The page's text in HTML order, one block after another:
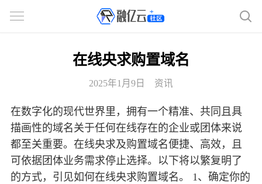
在线央求购置域名
2025年1月9日 资讯
在数字化的现代世界里，拥有一个精准、共同且具
描画性的域名关于任何在线存在的企业或团体来说
都至关重要。在线央求及购置域名便捷、高效，且
可依据团体业务需求停止选择。以下将以繁复明了
的方式，引见如何在线央求购置域名。 1、确定你的